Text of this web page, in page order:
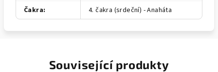
Čakra: 4. čakra (srdeční) - Anaháta
Související produkty